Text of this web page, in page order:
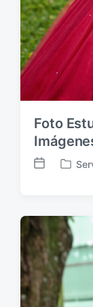
Foto
F
a
p
u
b
P
l
i
c
a
d
a
e